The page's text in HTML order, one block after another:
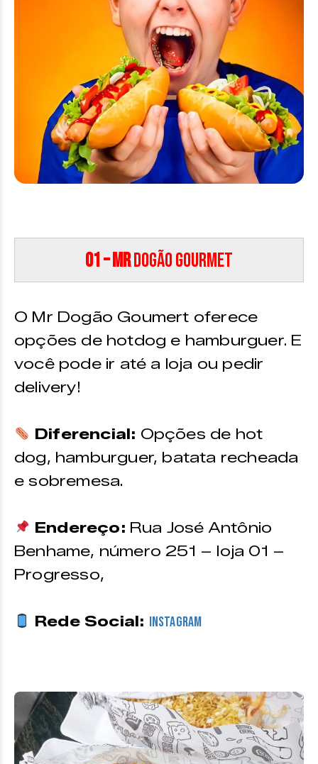
01 – MrDogão Gourmet
O Mr Dogão Goumert oferece
opções de hotdog e hamburguer. E
você pode ir até a loja ou pedir
delivery!
Diferencial: Opções de hot
dog, hamburguer, batata recheada
e sobremesa.
Endereço: Rua José Antônio
Benhame, número 251 – loja 01 –
Progresso,
Rede Social: Instagram